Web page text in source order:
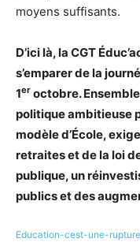
moyens suffisants.
D’ici là, la CGT
s’emparer de la
1er octobre.
politique ambitieuse
modèle d’École,
retraites et de la loi
publique, un
publics et des
Education-cest-une-